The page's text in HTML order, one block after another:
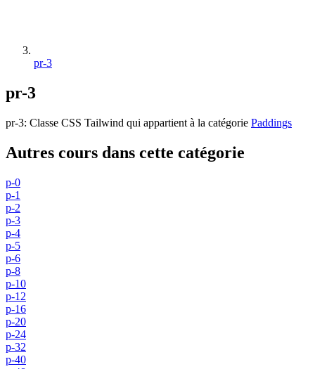
pr-3
pr-3
pr-3: Classe CSS Tailwind qui appartient à la catégorie Paddings
Autres cours dans cette catégorie
p-0
p-1
p-2
p-3
p-4
p-5
p-6
p-8
p-10
p-12
p-16
p-20
p-24
p-32
p-40